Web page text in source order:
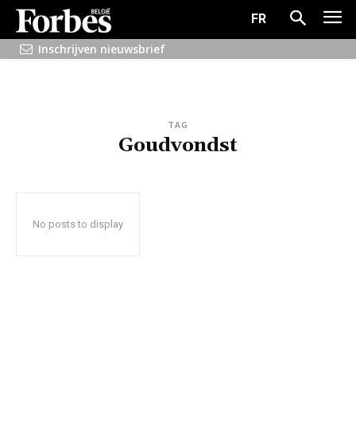
FR
Inschrijven nieuwsbrief
TAG
Goudvondst
No posts to display